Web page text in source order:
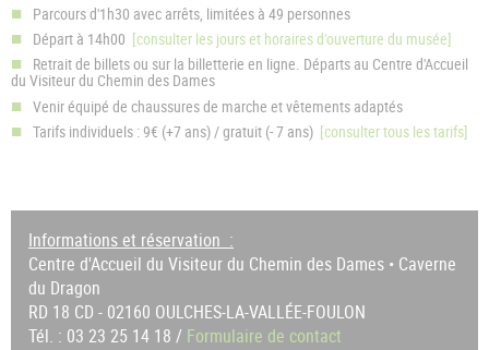
Parcours d'1h30 avec arrêts, limitées à 49 personnes
Départ à 14h00 [consulter les jours et horaires d'ouverture du musée]
Retrait de billets ou sur la billetterie en ligne. Départs au Centre d'Accueil
du Visiteur du Chemin des Dames
Venir équipé de chaussures de marche et vêtements adaptés
Tarifs individuels : 9€ (+7 ans) / gratuit (- 7 ans) [consulter tous les tarifs]
Informations et réservation :
Centre d'Accueil du Visiteur du Chemin des Dames • Caverne
du Dragon
RD 18 CD - 02160 OULCHES-LA-VALLÉE-FOULON
Tél. : 03 23 25 14 18 / Formulaire de contact